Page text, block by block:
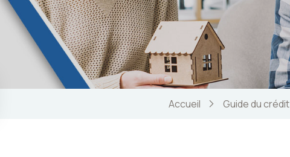
Accueil Guide du crédit